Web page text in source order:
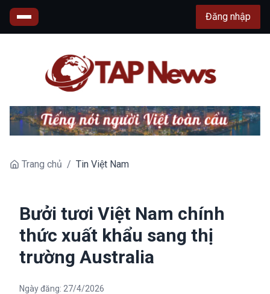
Đăng nhập
Trang chủ / Tin Việt Nam
Bưởi tươi Việt Nam chính
thức xuất khẩu sang thị
trường Australia
Ngày đăng: 27/4/2026